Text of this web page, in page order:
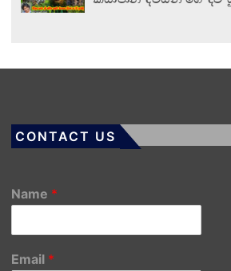
CONTACT US
Name *
Email *